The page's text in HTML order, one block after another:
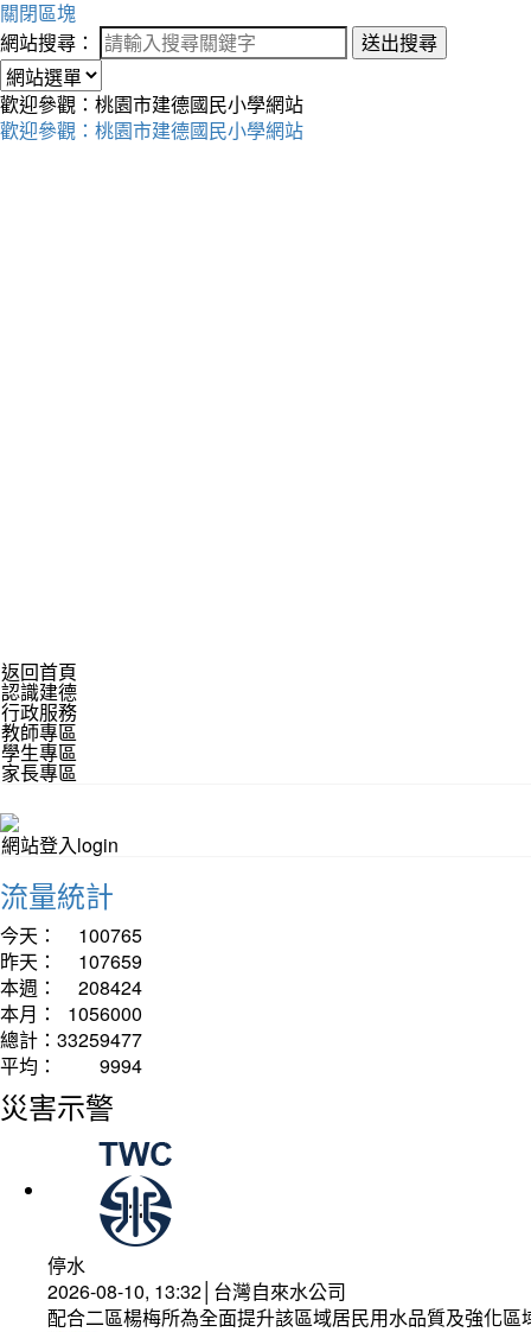
關閉區塊
網站搜尋：
送出搜尋
歡迎參觀：桃園市建德國民小學網站
歡迎參觀：桃園市建德國民小學網站
返回首頁
認識建德
行政服務
教師專區
學生專區
家長專區
網站登入login
流量統計
今天：
100765
昨天：
107659
本週：
208424
本月：
1056000
總計： 33259477
平均：
9994
災害示警
停水
2026-08-10, 13:32│台灣自來水公司
配合二區楊梅所為全面提升該區域居民用水品質及強化